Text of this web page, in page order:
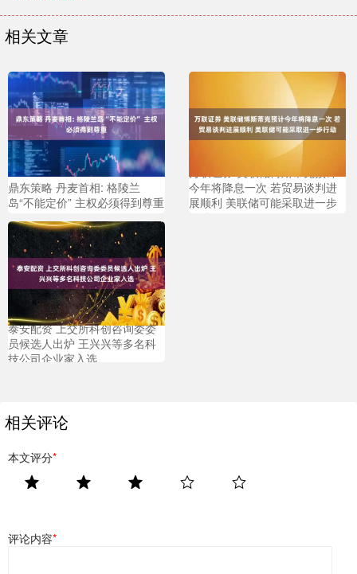
相关文章
鼎东策略 丹麦首相: 格陵兰
岛“不能定价” 主权必须得到尊重
万联证券 美联储博斯蒂克预计
今年将降息一次 若贸易谈判进
展顺利 美联储可能采取进一步
泰安配资 上交所科创咨询委委
员候选人出炉 王兴兴等多名科
技公司企业家入选
相关评论
本文评分*
评论内容*